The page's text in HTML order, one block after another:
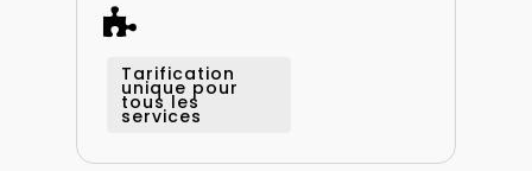
Tarification
unique pour
tous les
services